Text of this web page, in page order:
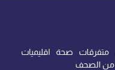
متفرقات صحة
اقليميات
من الصحف